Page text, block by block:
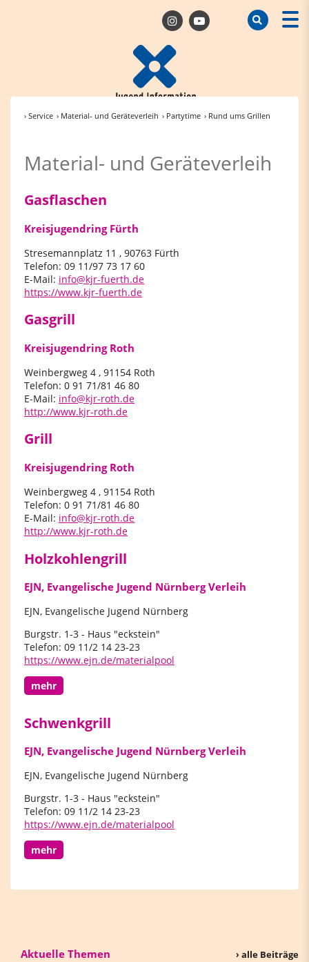
› Service › Material- und Geräteverleih › Partytime › Rund ums Grillen
Material- und Geräteverleih
Gasflaschen
Kreisjugendring Fürth
Stresemannplatz 11 , 90763 Fürth
Telefon: 09 11/97 73 17 60
E-Mail: info@kjr-fuerth.de
https://www.kjr-fuerth.de
Gasgrill
Kreisjugendring Roth
Weinbergweg 4 , 91154 Roth
Telefon: 0 91 71/81 46 80
E-Mail: info@kjr-roth.de
http://www.kjr-roth.de
Grill
Kreisjugendring Roth
Weinbergweg 4 , 91154 Roth
Telefon: 0 91 71/81 46 80
E-Mail: info@kjr-roth.de
http://www.kjr-roth.de
Holzkohlengrill
EJN, Evangelische Jugend Nürnberg Verleih
EJN, Evangelische Jugend Nürnberg
Burgstr. 1-3 - Haus "eckstein"
Telefon: 09 11/2 14 23-23
https://www.ejn.de/materialpool
mehr
Schwenkgrill
EJN, Evangelische Jugend Nürnberg Verleih
EJN, Evangelische Jugend Nürnberg
Burgstr. 1-3 - Haus "eckstein"
Telefon: 09 11/2 14 23-23
https://www.ejn.de/materialpool
mehr
Aktuelle Themen › alle Beiträge